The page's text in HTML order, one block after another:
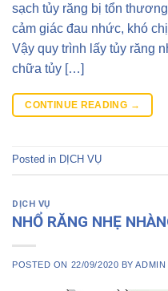
sạch tủy răng bị tổn
cảm giác đau nhức, khó
Vậy quy trình lấy tủy răng
chữa tủy […]
CONTINUE READING →
Posted in DỊCH VỤ
DỊCH VỤ
NHỔ RĂNG NHẸ
POSTED ON 22/09/2020 BYADMIN